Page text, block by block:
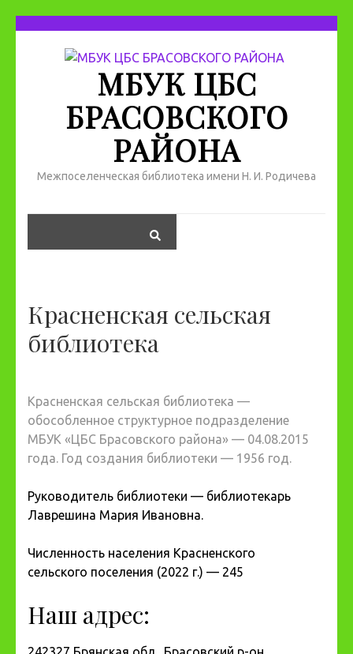
МБУК ЦБС
БРАСОВСКОГО
РАЙОНА
Межпоселенческая библиотека имени Н. И. Родичева
Красненская сельская
библиотека
Красненская сельская библиотека —
обособленное структурное подразделение
МБУК «ЦБС Брасовского района» — 04.08.2015
года. Год создания библиотеки — 1956 год.
Руководитель библиотеки — библиотекарь
Лаврешина Мария Ивановна.
Численность населения Красненского
сельского поселения (2022 г.) — 245
Наш адрес: